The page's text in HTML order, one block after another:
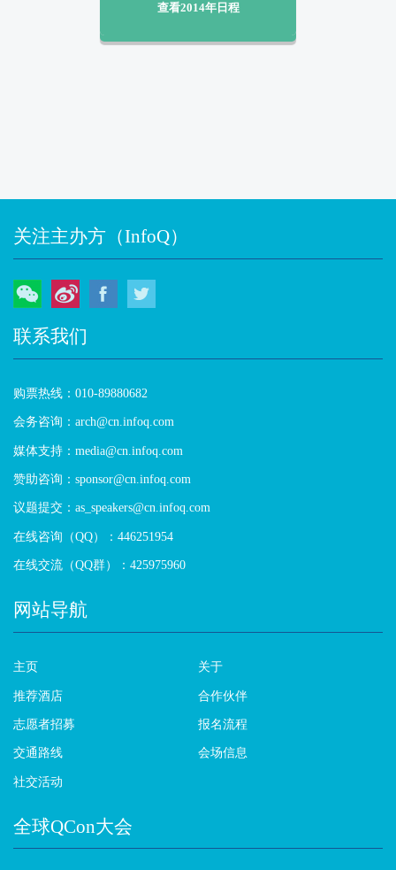
查看2014年日程
关注主办方（InfoQ）
微信 微博 Facebook
联系我们
购票热线：010-89880682
会务咨询：arch@cn.infoq.com
媒体支持：media@cn.infoq.com
赞助咨询：sponsor@cn.infoq.com
议题提交：as_speakers@cn.infoq.com
在线咨询（QQ）：446251954
在线交流（QQ群）：425975960
网站导航
主页 关于
推荐酒店 合作伙伴
志愿者招募 报名流程
交通路线 会场信息
社交活动
全球QCon大会